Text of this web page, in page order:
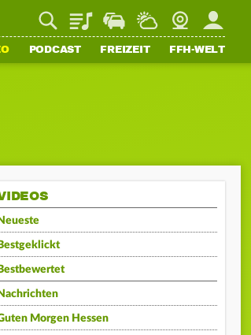
PlaylistStaupilotWetterWebcamMein FFH
PODCAST FREIZEIT FFH-WELT
Neueste
Bestgeklickt
Bestbewertet
Nachrichten
Morgen Hessen